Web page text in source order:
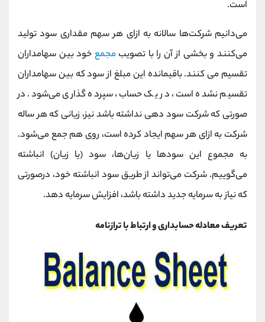
است.
می‌دانیم شرکت‌ها سالانه به ازای هر سهم مقداری سود تولید
می‌کنند و بخشی از آن را با تصویبمجمع خود بین سهامداران
تقسیم می کنند. باقیمانده این مبلغ از سود که بین سهامداران
تقسیم نشده است، در یک حساب، سپرده گذاری می‌شود. در
صورتی که شرکت سود دهی نداشته باشد نیز، زیانی که هر ساله
شرکت به ازای هر سهم ایجاد کرده است، روی هم جمع می‌شود.
به مجموع این سودها یا زیان‌ها، سود (یا زیان) انباشته
می‌گوییم. شرکت می‌تواند از طریق سود انباشته خود، درصورتی
که نیاز به سرمایه جدید داشته باشد، افزایش سرمایه دهد.
تعریف معادله حسابداری و ارتباط با ترازنامه